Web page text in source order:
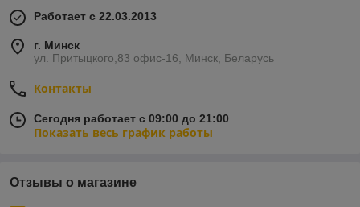
Работает с 22.03.2013
г. Минск
ул. Притыцкого,83 офис-16, Минск, Беларусь
Контакты
Сегодня работает с 09:00 до 21:00
Показать весь график работы
Отзывы о магазине